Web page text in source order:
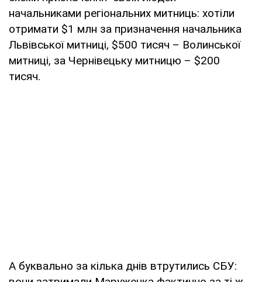
начальниками регіональних митниць: хотіли
отримати $1 млн за призначення начальника
Львівської митниці, $500 тисяч – Волинської
митниці, за Чернівецьку митницю – $200
тисяч.
А буквально за кілька днів втрутились СБУ: